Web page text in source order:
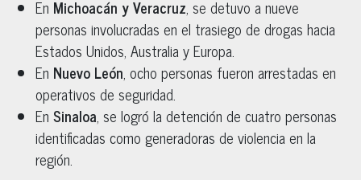
En Michoacán y Veracruz, se detuvo a nueve
personas involucradas en el trasiego de drogas hacia
Estados Unidos, Australia y Europa.
En Nuevo León, ocho personas fueron arrestadas en
operativos de seguridad.
En Sinaloa, se logró la detención de cuatro personas
identificadas como generadoras de violencia en la
región.